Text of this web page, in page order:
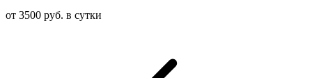
от 3500 руб. в сутки